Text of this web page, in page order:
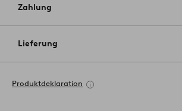
Zahlung
Lieferung
Produktdeklaration